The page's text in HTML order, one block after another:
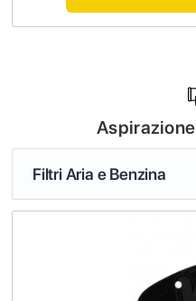
Filtri Aria e Benzina